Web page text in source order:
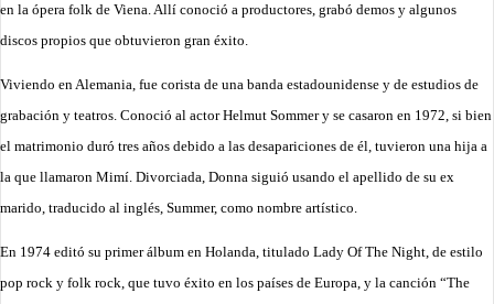
en la ópera folk de Viena. Allí conoció a productores, grabó demos y algunos
discos propios que obtuvieron gran éxito.
Viviendo en Alemania, fue corista de una banda estadounidense y de estudios de
grabación y teatros. Conoció al actor Helmut Sommer y se casaron en 1972, si bien
el matrimonio duró tres años debido a las desapariciones de él, tuvieron una hija a
la que llamaron Mimí. Divorciada, Donna siguió usando el apellido de su ex
marido, traducido al inglés, Summer, como nombre artístico.
En 1974 editó su primer álbum en Holanda, titulado Lady Of The Night, de estilo
pop rock y folk rock, que tuvo éxito en los países de Europa, y la canción “The